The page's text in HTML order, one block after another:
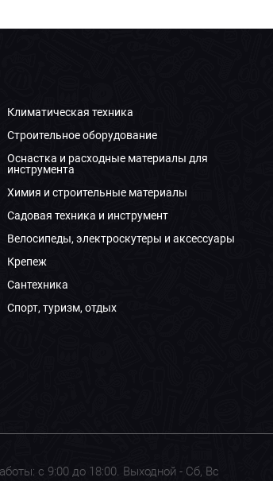
Климатическая техника
Строительное оборудование
Оснастка и расходные материалы для
инструмента
Химия и строительные материалы
Садовая техника и инструмент
Велосипеды, электроскутеры и аксессуары
Крепеж
Сантехника
Спорт, туризм, отдых
с 9:00 до 18:00. Выходной - Сб, Вс